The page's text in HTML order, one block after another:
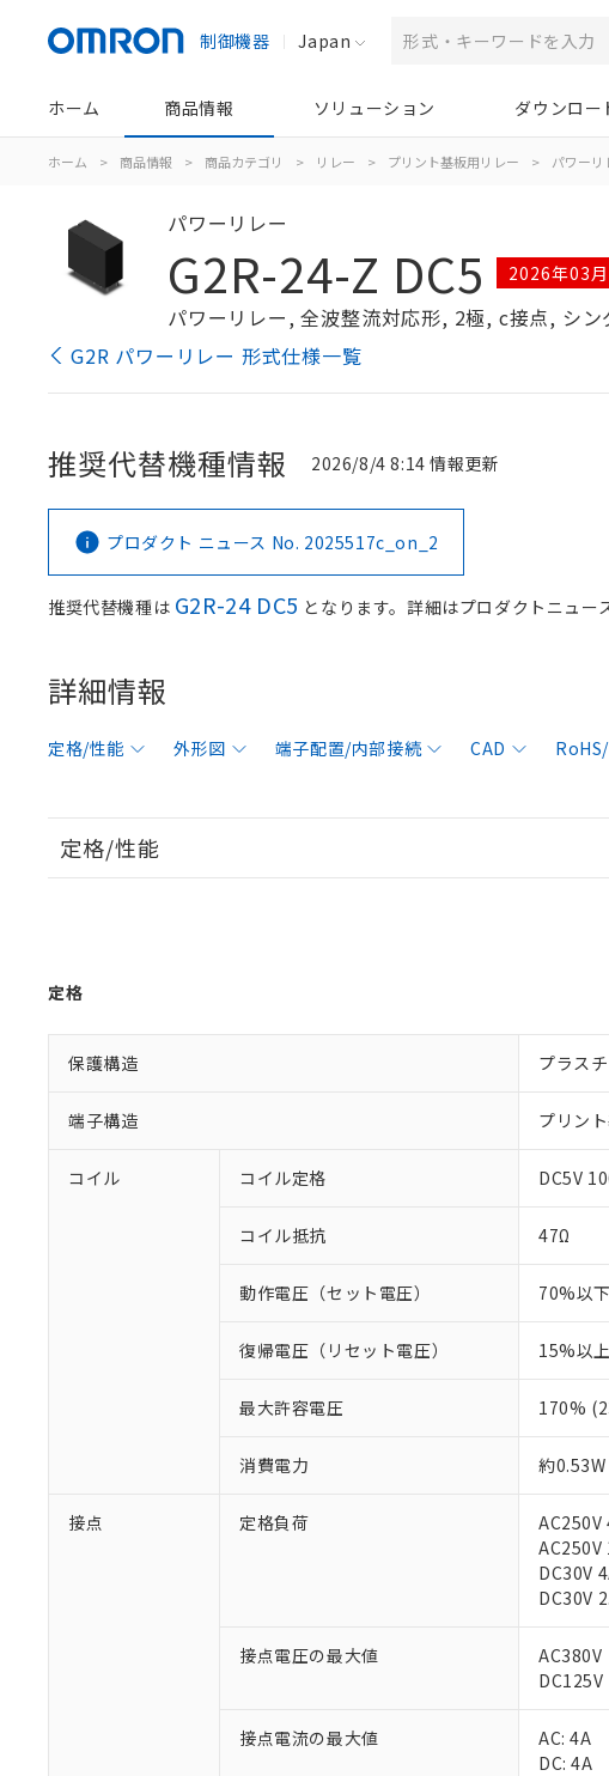
制御機器 Japan
ホーム 商品情報 ソリューション ダウンロー
ホーム > 商品情報 > 商品カテゴリ > リレー > プリント基板用リレー > パワーリ
パワーリレー
G2R-24-Z DC5 2026年03
パワーリレー, 全波整流対応形, 2極, c接点, シ
G2R パワーリレー 形式仕様一覧
推奨代替機種情報 2026/8/4 8:14 情報更新
プロダクト ニュース No. 2025517c_on_2
推奨代替機種は G2R-24 DC5 となります。詳細はプロダクトニュー
詳細情報
定格/性能 外形図 端子配置/内部接続 CAD
定格/性能
定格
保護構造 プラス
端子構造 プリン
コイル コイル定格 DC5V
コイル抵抗 47Ω
動作電圧（セット電圧） 70%以下
復帰電圧（リセット電圧） 15%以上
最大許容電圧 170%
消費電力 約0.53W
接点 定格負荷
DC30V
DC30V
接点電圧の最大値
AC380V
DC125V
接点電流の最大値
AC: 4A
DC: 4A